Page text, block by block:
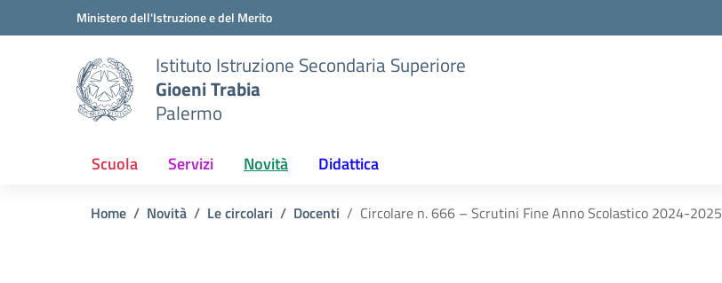
Vai ai contenuti
Vai al menu di navigazioneMinistero dell'Istruzione e del Merito
Istituto Istruzione Secondaria Superiore
Gioeni Trabia
Palermo
Scuola Servizi Novità Didattica
Home Novità Le circolari Docenti Circolare n. 666 – Scrutini Fine Anno Scolastico 2024-2025